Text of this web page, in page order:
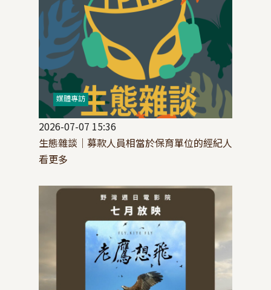
媒體專訪
2026-07-07 15:36
生態雜談│募款人員相當於保育單位的經紀人
看更多